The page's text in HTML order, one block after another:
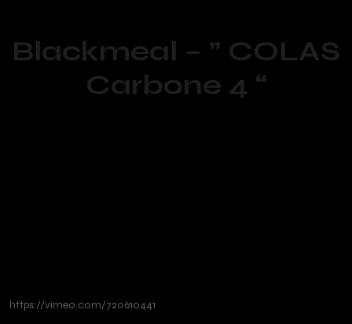
Blackmeal – ” COLAS
Carbone 4 “
https://vimeo.com/720610441